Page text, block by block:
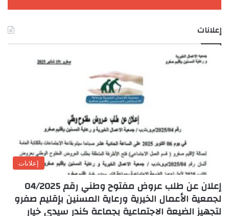
إعلانات
إعلانات
إعلان عن طلب عروض مفتوح وطني رقم 04/2025
لجمعية الأعمال الخيرية ورعاية المسنين بإقليم صفرو
لتجهيز الضيعة الاجتماعية بجماعة كندر سيدي خيار